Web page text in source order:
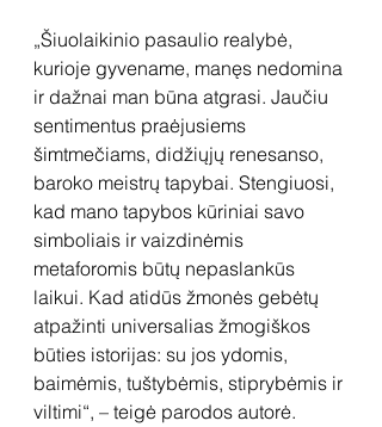
„Šiuolaikinio pasaulio realybė,
kurioje gyvename, manęs nedomina
ir dažnai man būna atgrasi. Jaučiu
sentimentus praėjusiems
šimtmečiams, didžiųjų renesanso,
baroko meistrų tapybai. Stengiuosi,
kad mano tapybos kūriniai savo
simboliais ir vaizdinėmis
metaforomis būtų nepaslankūs
laikui. Kad atidūs žmonės gebėtų
atpažinti universalias žmogiškos
būties istorijas: su jos ydomis,
baimėmis, tuštybėmis, stiprybėmis ir
viltimi“, – teigė parodos autorė.